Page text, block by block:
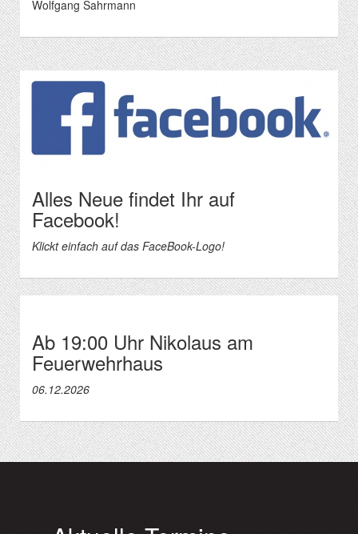
Wolfgang Sahrmann
Alles Neue findet Ihr auf
Facebook!
Klickt einfach auf das FaceBook-Logo!
Ab 19:00 Uhr Nikolaus am
Feuerwehrhaus
06.12.2026